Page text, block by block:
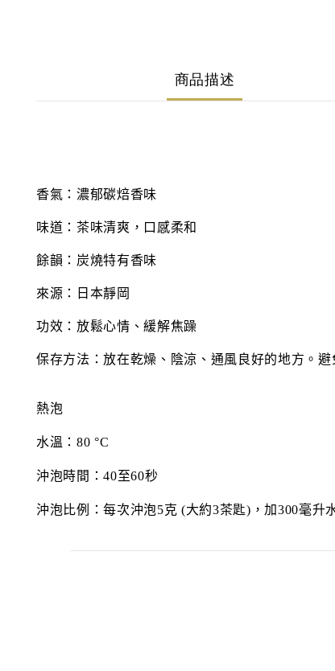
商品描述
香氣：濃郁碳焙香味
味道：茶味清爽，口感柔和
餘韻：炭燒特有香味
來源：日本靜岡
功效：放鬆心情、緩解焦躁
保存方法：放在乾燥、陰涼、通風良好的地方。
熱泡
水溫： 80 °C
沖泡時間：40至60秒
沖泡比例：每次沖泡5克(大約3茶匙) ，加300毫升